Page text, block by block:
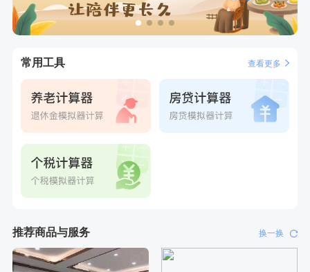
6分钟前
叶**
成功预约了男性婚前体检基础套餐
成功预约了男性健康套餐
7分钟前
刚刚
成功预约了尊享版孕前套餐（女）
常用工具 查看更多
推荐商品与服务 换一换